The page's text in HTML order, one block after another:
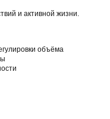
и активной жизни.
объёма